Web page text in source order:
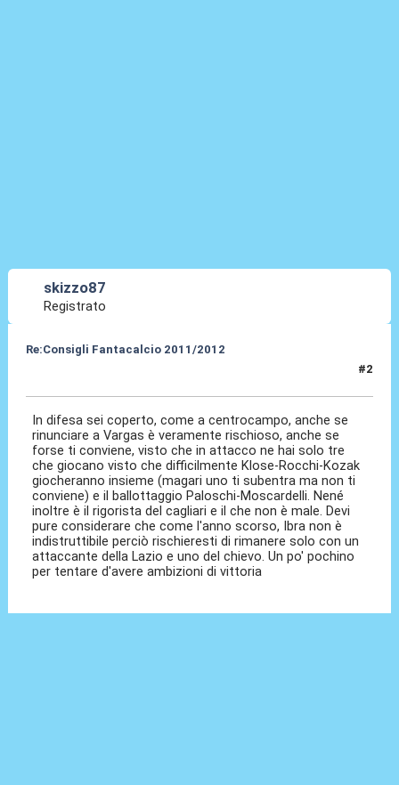
skizzo87
Registrato
Re:Consigli Fantacalcio 2011/2012
#2
In difesa sei coperto, come a centrocampo, anche se
rinunciare a Vargas è veramente rischioso, anche se
forse ti conviene, visto che in attacco ne hai solo tre
che giocano visto che difficilmente Klose-Rocchi-Kozak
giocheranno insieme (magari uno ti subentra ma non ti
conviene) e il ballottaggio Paloschi-Moscardelli. Nené
inoltre è il rigorista del cagliari e il che non è male. Devi
pure considerare che come l'anno scorso, Ibra non è
indistruttibile perciò rischieresti di rimanere solo con un
attaccante della Lazio e uno del chievo. Un po' pochino
per tentare d'avere ambizioni di vittoria